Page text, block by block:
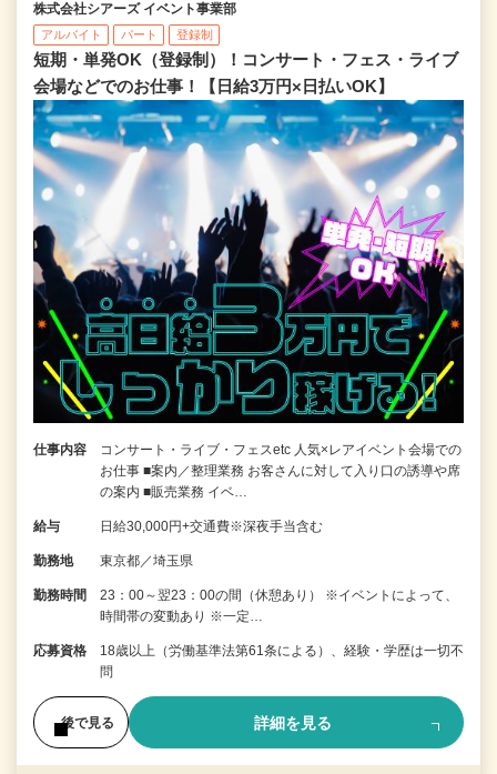
株式会社シアーズ イベント事業部
アルバイト パート 登録制
短期・単発OK（登録制）！コンサート・フェス・ライブ
会場などでのお仕事！【日給3万円×日払いOK】
仕事内容
コンサート・ライブ・フェスetc 人気×レアイベント会場での
お仕事 ■案内／整理業務 お客さんに対して入り口の誘導や席
の案内 ■販売業務 イベ…
給与 日給30,000円+交通費※深夜手当含む
勤務地 東京都／埼玉県
勤務時間
23：00～翌23：00の間（休憩あり） ※イベントによって、
時間帯の変動あり ※一定…
応募資格
18歳以上（労働基準法第61条による）、経験・学歴は一切不
問
後で見る 詳細を見る